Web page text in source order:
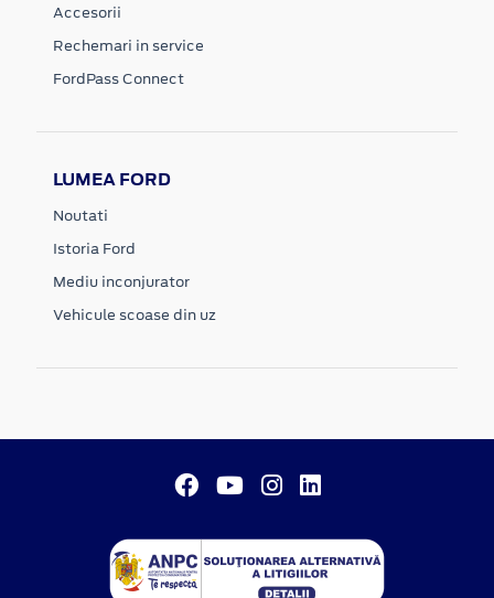
Accesorii
Rechemari in service
FordPass Connect
LUMEA FORD
Noutati
Istoria Ford
Mediu inconjurator
Vehicule scoase din uz